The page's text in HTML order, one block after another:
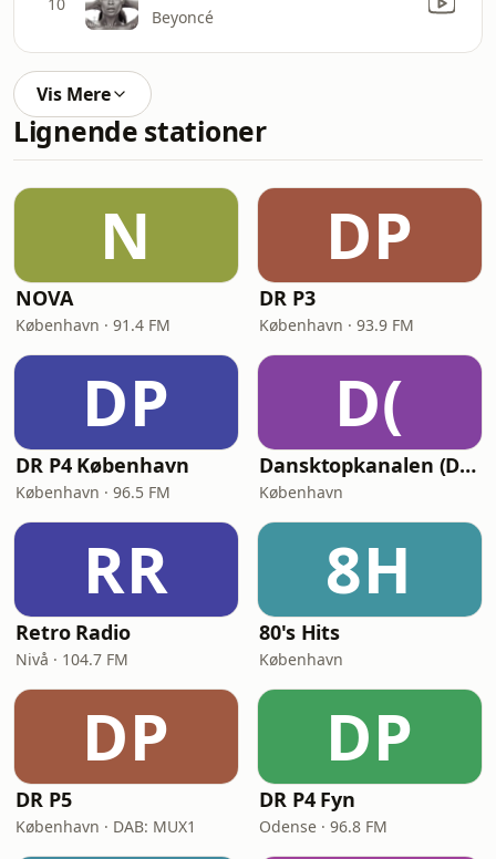
Beyoncé
Vis Mere
Lignende stationer
N
NOVA
København · 91.4 FM
DP
DR P3
København · 93.9 FM
DP
DR P4 København
København · 96.5 FM
D(
Dansktopkanalen (DK4 Dansktop)
København
RR
Retro Radio
Nivå · 104.7 FM
8H
80's Hits
København
DP
DR P5
København · DAB: MUX1
DP
DR P4 Fyn
Odense · 96.8 FM